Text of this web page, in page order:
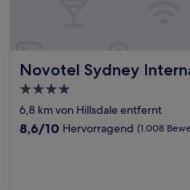
Novotel Sydney
Novotel Sydney
4.0-
Sterne-
Unterkunft
6,8 km von Hillsdale entfernt
8.6
8,6/10 Hervorragend (1.008